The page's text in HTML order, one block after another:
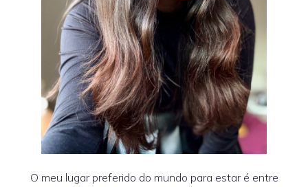
O meu lugar preferido do mundo para estar é entre